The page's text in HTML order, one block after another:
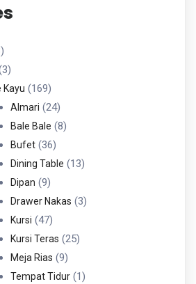
3
Produk
33
Produk
Kayu 169169
Produk
Almari 2424
Produk
Bale Bale 88
Bufet 3636
Produk
Dining Table 1313
Dipan 99
Produk
Drawer Nakas 33
Kursi 4747
Produk
Kursi Teras 2525
Meja Rias 99
Produk
Tempat Tidur 11